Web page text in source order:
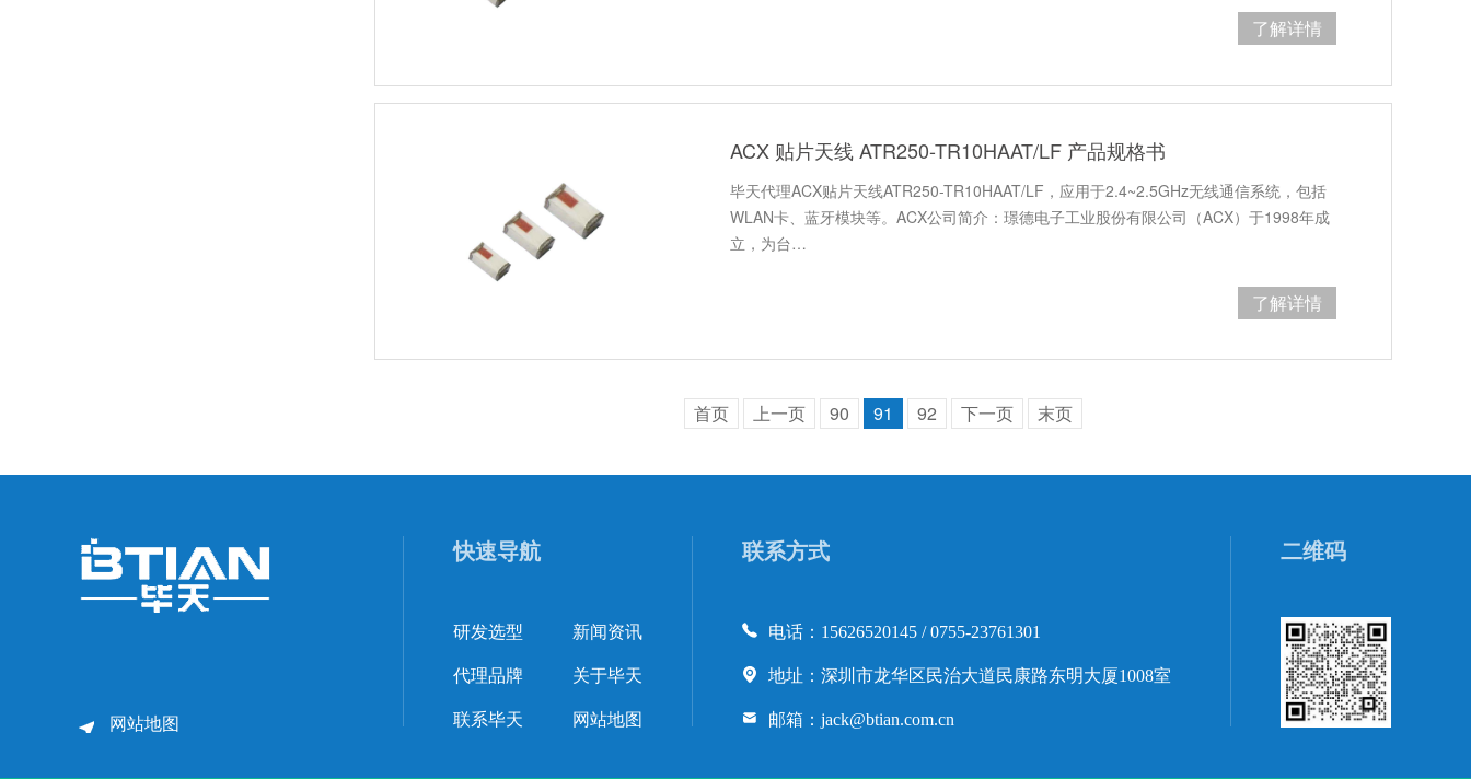
了解详情
ACX 贴片天线 ATR250-TR10HAAT/LF 产品规格书
毕天代理ACX贴片天线ATR250-TR10HAAT/LF，应用于2.4~2.5GHz无线通信系统，包括
WLAN卡、蓝牙模块等。ACX公司简介：璟德电子工业股份有限公司（ACX）于1998年成
立，为台…
了解详情
首页 上一页 90 91 92 下一页 末页
二维码
网站地图
快速导航
研发选型 新闻资讯
代理品牌 关于毕天
联系毕天 网站地图
联系方式
电话：15626520145 / 0755-23761301
地址：深圳市龙华区民治大道民康路东明大厦1008室
邮箱：jack@btian.com.cn